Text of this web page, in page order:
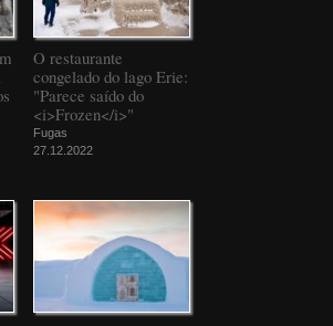
O restaurante
congelado do lago Erie:
"Parece saído do
<i>Frozen</i>"
Fugas
27.12.2022